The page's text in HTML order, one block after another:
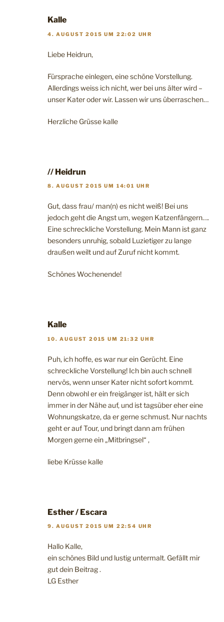
Kalle
4. AUGUST 2015 UM 22:02 UHR
Liebe Heidrun,
Fürsprache einlegen, eine schöne Vorstellung.
Allerdings weiss ich nicht, wer bei uns älter wird –
unser Kater oder wir. Lassen wir uns überraschen…
Herzliche Grüsse kalle
// Heidrun
8. AUGUST 2015 UM 14:01 UHR
Gut, dass frau/ man(n) es nicht weiß! Bei uns
jedoch geht die Angst um, wegen Katzenfängern….
Eine schreckliche Vorstellung. Mein Mann ist ganz
besonders unruhig, sobald Luzietiger zu lange
draußen weilt und auf Zuruf nicht kommt.
Schönes Wochenende!
Kalle
10. AUGUST 2015 UM 21:32 UHR
Puh, ich hoffe, es war nur ein Gerücht. Eine
schreckliche Vorstellung! Ich bin auch schnell
nervös, wenn unser Kater nicht sofort kommt.
Denn obwohl er ein freigänger ist, hält er sich
immer in der Nähe auf, und ist tagsüber eher eine
Wohnungskatze, da er gerne schmust. Nur nachts
geht er auf Tour, und bringt dann am frühen
Morgen gerne ein „Mitbringsel“ ,
liebe Krüsse kalle
Esther / Escara
9. AUGUST 2015 UM 22:54 UHR
Hallo Kalle,
ein schönes Bild und lustig untermalt. Gefällt mir
gut dein Beitrag .
LG Esther